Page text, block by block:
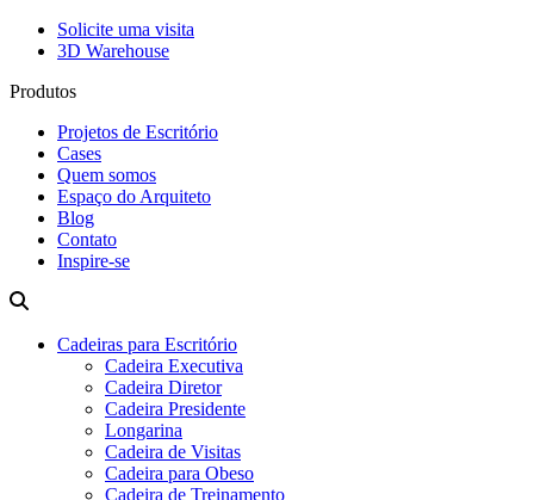
Solicite uma visita
3D Warehouse
Produtos
Projetos de Escritório
Cases
Quem somos
Espaço do Arquiteto
Blog
Contato
Inspire-se
Cadeiras para Escritório
Cadeira Executiva
Cadeira Diretor
Cadeira Presidente
Longarina
Cadeira de Visitas
Cadeira para Obeso
Cadeira de Treinamento